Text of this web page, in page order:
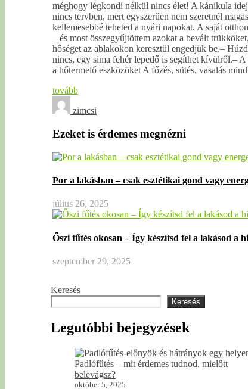
méghogy légkondi nélkül nincs élet! A kánikula
nincs tervben, mert egyszerűen nem szeretnél
kellemesebbé teheted a nyári napokat. A saját
– és most összegyűjtöttem azokat a bevált
hőséget az ablakokon keresztül engedjük be.–
nincs, egy sima fehér lepedő is segíthet kívülről.–
a hőtermelő eszközöket A főzés, sütés, vasalás
tovább
zimcsi
Ezeket is érdemes megnézni
Por a lakásban – csak esztétikai gond vagy
július 26, 2025
Őszi fűtés okosan – Így készítsd fel a lakásod a
szeptember 29, 2025
Keresés
Keresés
Legutóbbi bejegyzések
Padlófűtés – mit érdemes tudnod, mielőtt
belevágsz?
október 5, 2025